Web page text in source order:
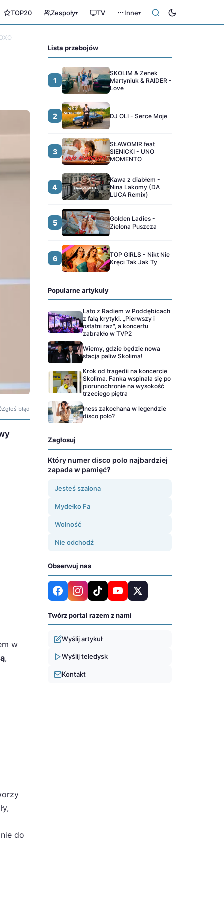
TOP20 Zespoły▾ TV Inne▾
Zgłoś błąd
w
,
do
Lista przebojów
1
SKOLIM & Zenek
Martyniuk & RAIDER -
Love
2 DJ OLI - Serce Moje
3
SŁAWOMIR feat
SIENICKI - UNO
MOMENTO
4
Kawa z diabłem -
Nina Lakomy (DA
LUCA Remix)
5
Golden Ladies -
Zielona Puszcza
6
TOP GIRLS - Nikt Nie
Kręci Tak Jak Ty
Popularne artykuły
Lato z Radiem w Poddębicach
z falą krytyki. „Pierwszy i
ostatni raz", a koncertu
zabrakło w TVP2
Wiemy, gdzie będzie nowa
stacja paliw Skolima!
Krok od tragedii na koncercie
Skolima. Fanka wspinała się po
piorunochronie na wysokość
trzeciego piętra
Iness zakochana w legendzie
disco polo?
Zagłosuj
Który numer disco polo najbardziej
zapada w pamięć?
Jesteś szalona
Mydełko Fa
Wolność
Nie odchodź
Obserwuj nas
Twórz portal razem z nami
Wyślij artykuł
Wyślij teledysk
Kontakt